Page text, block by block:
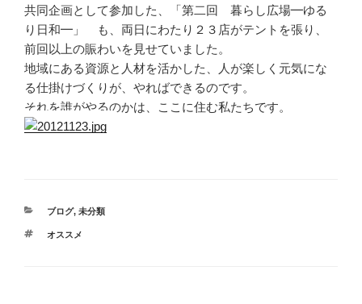
共同企画として参加した、「第二回 暮らし広場━ゆる
り日和━」 も、両日にわたり２３店がテントを張り、
前回以上の賑わいを見せていました。
地域にある資源と人材を活かした、人が楽しく元気にな
る仕掛けづくりが、やればできるのです。
それを誰がやるのかは、ここに住む私たちです。
カ
ゴ
ブログ, 未分類
タ
オススメ